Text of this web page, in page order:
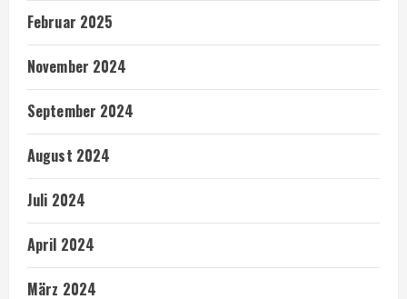
Februar 2025
November 2024
September 2024
August 2024
Juli 2024
April 2024
März 2024